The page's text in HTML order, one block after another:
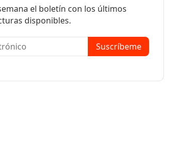
el boletín con los últimos
disponibles.
Suscríbeme